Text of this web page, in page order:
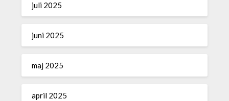
juli 2025
juni 2025
maj 2025
april 2025